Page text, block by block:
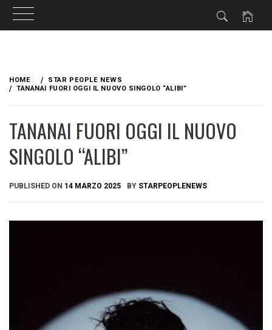
content
HOME
STAR PEOPLE NEWS
TANANAI FUORI OGGI IL NUOVO SINGOLO “ALIBI”
TANANAI FUORI OGGI IL NUOVO
SINGOLO “ALIBI”
PUBLISHED ON 14 MARZO 2025 BY STARPEOPLENEWS